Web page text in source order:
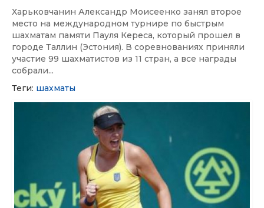
Харьковчанин Александр Моисеенко занял второе
место на международном турнире по быстрым
шахматам памяти Пауля Кереса, который прошел в
городе Таллин (Эстония). В соревнованиях приняли
участие 99 шахматистов из 11 стран, а все награды
собрали...
Теги: шахматы